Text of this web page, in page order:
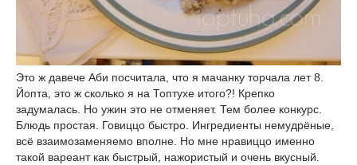
Это ж давече Аби посчитала, что я мачанку торчала лет 8.
Йопта, это ж сколько я на Топтухе итого?! Крепко
задумалась. Но ужин это не отменяет. Тем более конкурс.
Блюдь простая. Говиццо быстро. Ингредиенты немудрёные,
всё взаимозаменяемо вполне. Но мне нравиццо именно
такой вареант как быстрый, нажористый и очень вкусный.